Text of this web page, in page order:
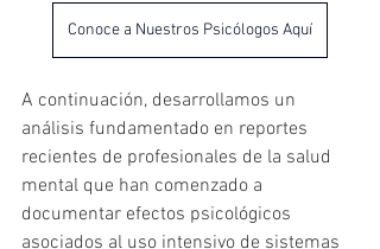
Conoce a Nuestros Psicólogos Aquí
A continuación, desarrollamos un
análisis fundamentado en reportes
recientes de profesionales de la salud
mental que han comenzado a
documentar efectos psicológicos
asociados al uso intensivo de sistemas